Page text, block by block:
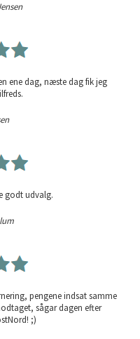
ene dag, næste dag fik jeg
godt udvalg.
pengene indsat samme
sågar dagen efter
;)